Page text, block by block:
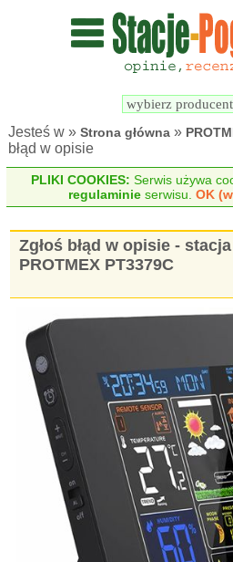
Jesteś w »Strona główna »
błąd w opisie
PLIKI COOKIES: Serwis używa
regulaminie serwisu.OK
Zgłoś błąd w opisie -
PROTMEX PT3379C